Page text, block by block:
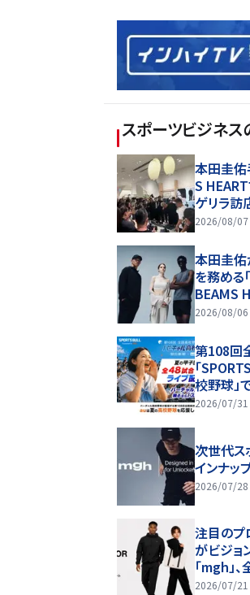
スポーツビジネス
本田圭佑
S
ゲリラ訪
場は大
2026/08/07
本田圭佑
を務める
BEAMS
ーシブ展
ショーも！
2026/08/06
第108回
「
校野球」
料ライブ
y au」が
2026/07/31
次世代ス
インナッ
2026/07/28
注目のプ
がビジョ
「mgh」
開始！
2026/07/21